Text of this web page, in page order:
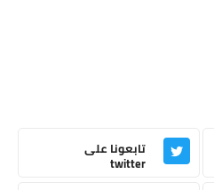
تابعونا على
twitter